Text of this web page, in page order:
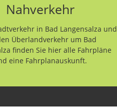
Nahverkehr
in Bad Langensalza und
Überlandverkehr um Bad
finden Sie hier alle Fahrpläne
eine Fahrplanauskunft.